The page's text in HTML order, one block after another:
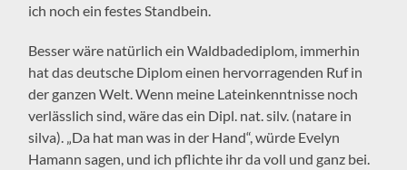
ich noch ein festes Standbein.
Besser wäre natürlich ein Waldbadediplom, immerhin
hat das deutsche Diplom einen hervorragenden Ruf in
der ganzen Welt. Wenn meine Lateinkenntnisse noch
verlässlich sind, wäre das ein Dipl. nat. silv. (natare in
silva). „Da hat man was in der Hand“, würde Evelyn
Hamann sagen, und ich pflichte ihr da voll und ganz bei.